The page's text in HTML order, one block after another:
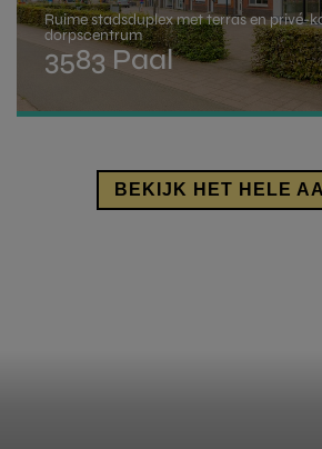
Als je voldoet aan deze
aanspraak maken op een
indien de aankoopprijs van je
Een volledig overzicht kan je
van de overheid.
Ruime stadsduplex met terras en privé-
dorpscentrum
3583 Paal
BEKIJK HET HELE